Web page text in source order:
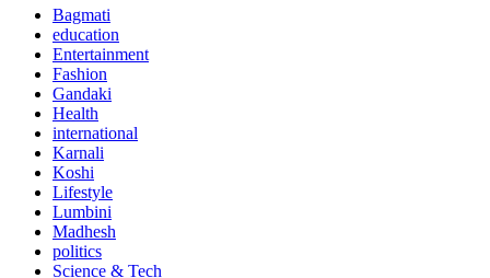
Bagmati
education
Entertainment
Fashion
Gandaki
Health
international
Karnali
Koshi
Lifestyle
Lumbini
Madhesh
politics
Science & Tech